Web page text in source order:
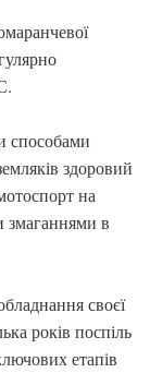
способами
здоровий
на
змаганнями в
своєї
років поспіль
етапів